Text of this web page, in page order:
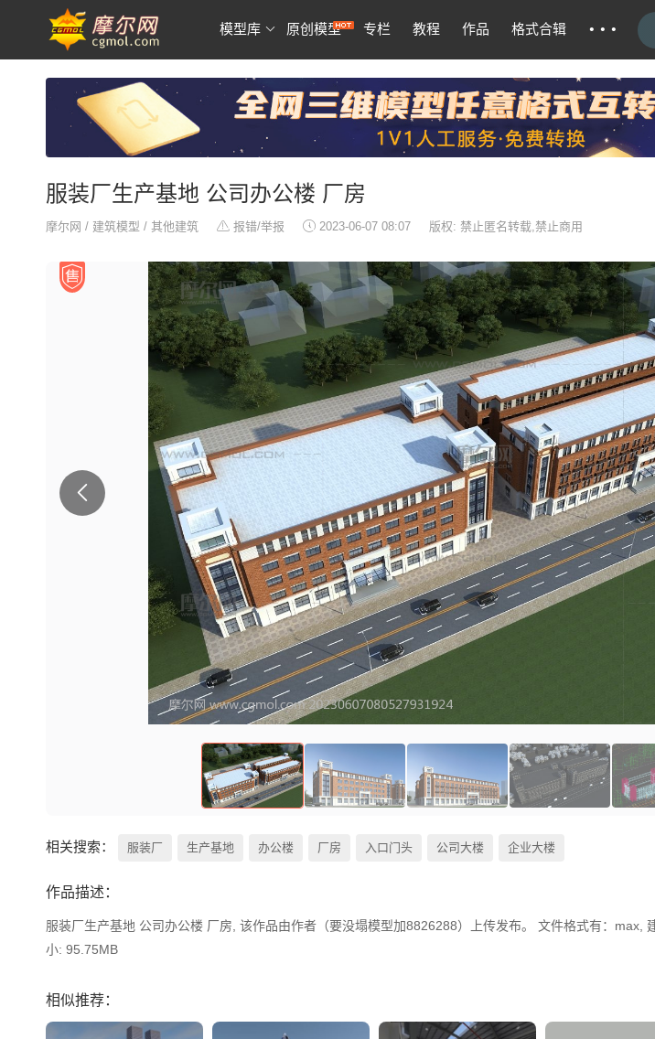
模型库 原创模型 专栏 教程 作品 格式合辑 ···
服装厂生产基地 公司办公楼 厂房
摩尔网 / 建筑模型 / 其他建筑 报错/举报 2023-06-07 08:07 版权: 禁止匿名转载,禁止商用
相关搜索： 服装厂 生产基地 办公楼 厂房 入口门头 公司大楼 企业大楼
作品描述：
服装厂生产基地 公司办公楼 厂房, 该作品由作者（要没塌模型加8826288）上传发布。 文件格式有：max,
小: 95.75MB
相似推荐：